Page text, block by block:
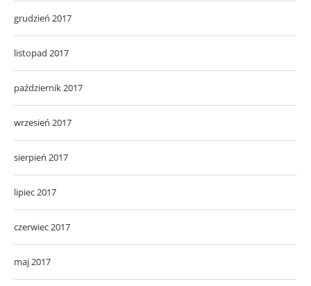
grudzień 2017
listopad 2017
październik 2017
wrzesień 2017
sierpień 2017
lipiec 2017
czerwiec 2017
maj 2017